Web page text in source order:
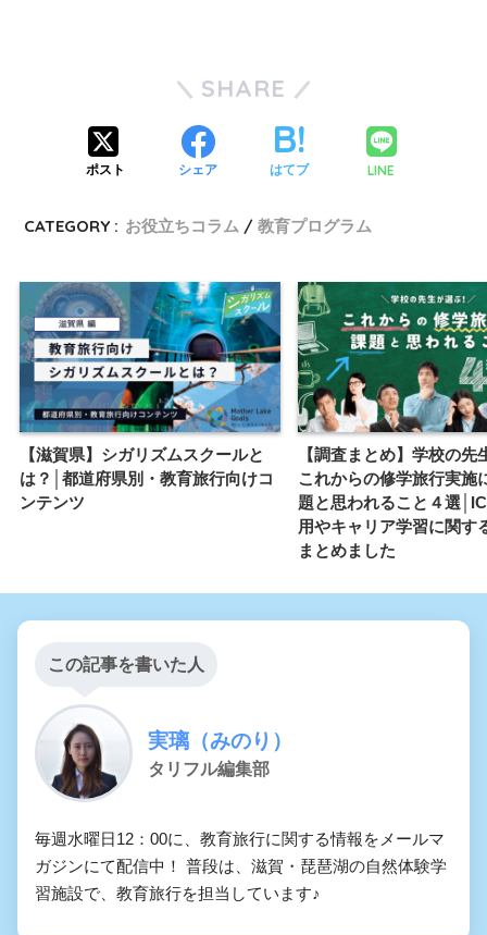
SHARE
ポスト シェア はてブ LINE
CATEGORY : お役立ちコラム 教育プログラム
【滋賀県】シガリズムスクールと
は？│都道府県別・教育旅行向けコ
ンテンツ
【調査まとめ】学校の先
これからの修学旅行実施
題と思われること４選
用やキャリア学習に関す
まとめました
この記事を書いた人
実璃（みのり）
タリフル編集部
毎週水曜日12：00に、教育旅行に関する情報をメールマ
ガジンにて配信中！ 普段は、滋賀・琵琶湖の自然体験学
習施設で、教育旅行を担当しています♪